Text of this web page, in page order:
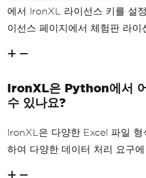
에서 IronXL 라이선스 키를 설
이선스 페이지에서 체험판 라이
IronXL은 Python에서
수 있나요?
IronXL은 다양한 Excel 파일
하여 다양한 데이터 처리 요구